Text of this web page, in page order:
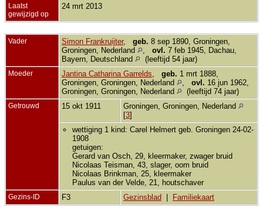
Laatst
gewijzigd op
24 mrt 2013
Vader Simon Frankruijter, geb. 8 sep 1890, Groningen,
Groningen, Nederland
, ovl. 7 feb 1945, Dachau,
Bayern, Deutschland
(leeftijd 54 jaar)
Moeder Jantina Catharina Garrelds, geb. 1 mrt 1888,
Groningen, Groningen, Nederland
, ovl. 16 jun 1962,
Groningen, Groningen, Nederland
(leeftijd 74 jaar)
Getrouwd 15 okt 1911
Groningen, Groningen, Nederland
[3]
wettiging 1 kind: Carel Helmert geb. Groningen 24-02-
1908
getuigen:
Gerard van Osch, 29, kleermaker, zwager bruid
Nicolaas Teisman, 43, slager, oom bruid
Nicolaas Brinkman, 25, kleermaker
Paulus van der Velde, 21, houtschaver
Gezins-ID F3 Gezinsblad Familiekaart